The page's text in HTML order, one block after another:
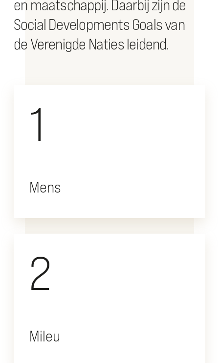
en maatschappij. Daarbij zijn de
Social Developments Goals van
de Verenigde Naties leidend.
1
Mens
2
Mileu